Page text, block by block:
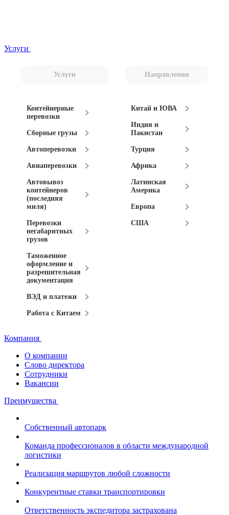
Услуги
Услуги Направления
Контейнерные
перевозки
Сборные грузы
Автоперевозки
Авиаперевозки
Автовывоз
контейнеров
(последняя
миля)
Перевозки
негабаритных
грузов
Таможенное
оформление и
разрешительная
документация
ВЭД и платежи
Работа с Китаем
Китай и ЮВА
Индия и
Пакистан
Турция
Африка
Латинская
Америка
Европа
США
Компания
О компании
Слово директора
Сотрудники
Вакансии
Преимущества
Собственный автопарк
Команда профессионалов в области международной
логистики
Реализация маршрутов любой сложности
Конкурентные ставки транспортировки
Ответственность экспедитора застрахована